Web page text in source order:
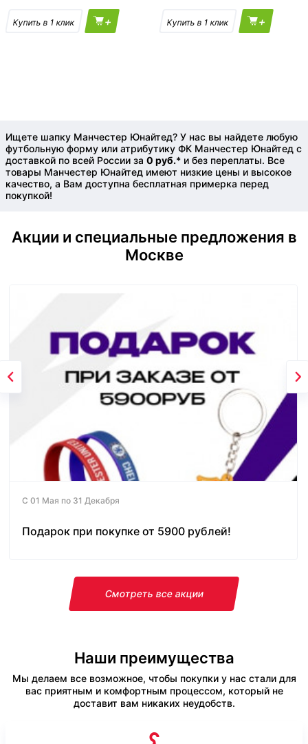
+ +
Ищете шапку Манчестер Юнайтед? У нас вы найдете любую
футбольную форму или атрибутику ФК Манчестер Юнайтед с
доставкой по всей России за 0 руб.* и без переплаты. Все
товары Манчестер Юнайтед имеют низкие цены и высокое
качество, а Вам доступна бесплатная примерка перед
покупкой!
Акции и специальные предложения в
Москве
С 01 Мая по 31 Декабря
Подарок при покупке от 5900 рублей!
Смотреть все акции
Наши преимущества
Мы делаем все возможное, чтобы покупки у нас стали для
вас приятным и комфортным процессом, который не
доставит вам никаких неудобств.